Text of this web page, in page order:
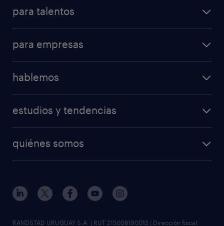
mi randstad
para talentos
professional
para empresas
solicitar información
hablemos
oficina Montevideo
estudios y tendencias
tendencias del talento
quiénes somos
visión y misión
sala de prensa
gobierno corporativo
RANDSTAD URUGUAY S.A. | RUT 215008190012 | Dirección fiscal: